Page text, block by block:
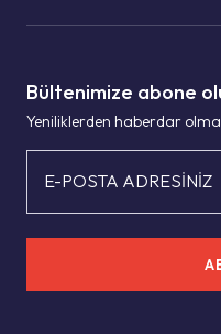
Bültenimize abone
Yeniliklerden haberdar
E-POSTA ADRESİNİZ